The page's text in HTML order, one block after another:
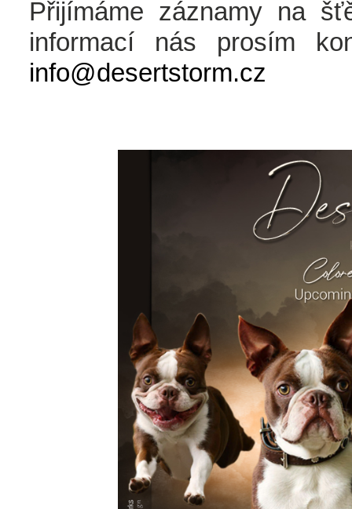
Přijímáme záznamy na
informací nás prosím
info@desertstorm.cz